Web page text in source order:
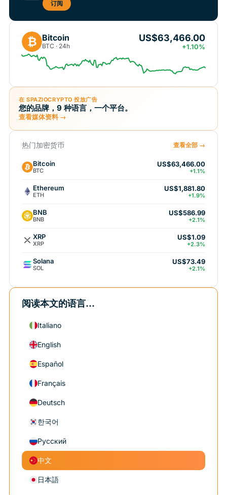
订阅
₿ Bitcoin
BTC · 24h
US$63,466.00
+1.10%
在 SPAZIOCRYPTO 投放广告
您的品牌，9 种语言，一个平台。
查看媒体资料 →
热门加密货币 查看全部 →
Bitcoin
BTC
US$63,466.00
+1.1%
Ethereum
ETH
US$1,881.80
+1.9%
BNB
BNB
US$586.99
+2.1%
XRP
XRP
US$1.09
+2.3%
Solana
SOL
US$73.49
+2.1%
阅读本文的语言...
Italiano
English
Español
Français
Deutsch
한국어
Русский
中文
日本語